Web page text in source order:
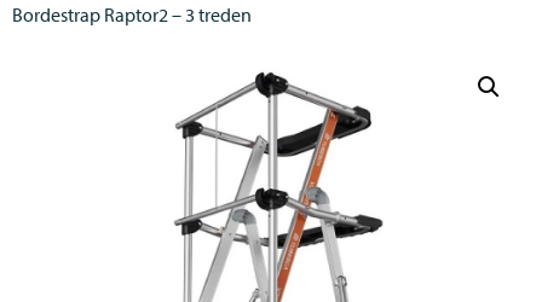
Bordestrap Raptor2 – 3 treden